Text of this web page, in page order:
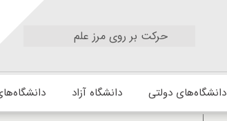
حرکت بر روی مرز علم
دانشگاه‌های دولتی دانشگاه آزاد